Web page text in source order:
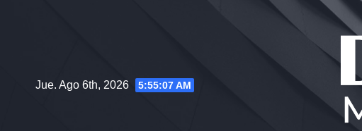
Jue. Ago 6th, 2026 5:55:08 AM